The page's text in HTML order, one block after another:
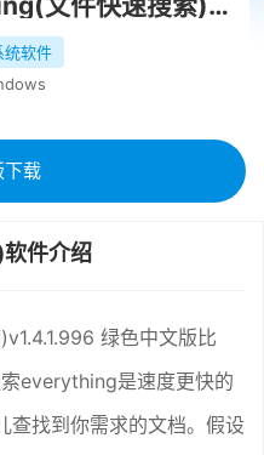
统软件
下载
件介绍
绿色中文版比
everything是速度更快的
查找到你需求的文档。假设